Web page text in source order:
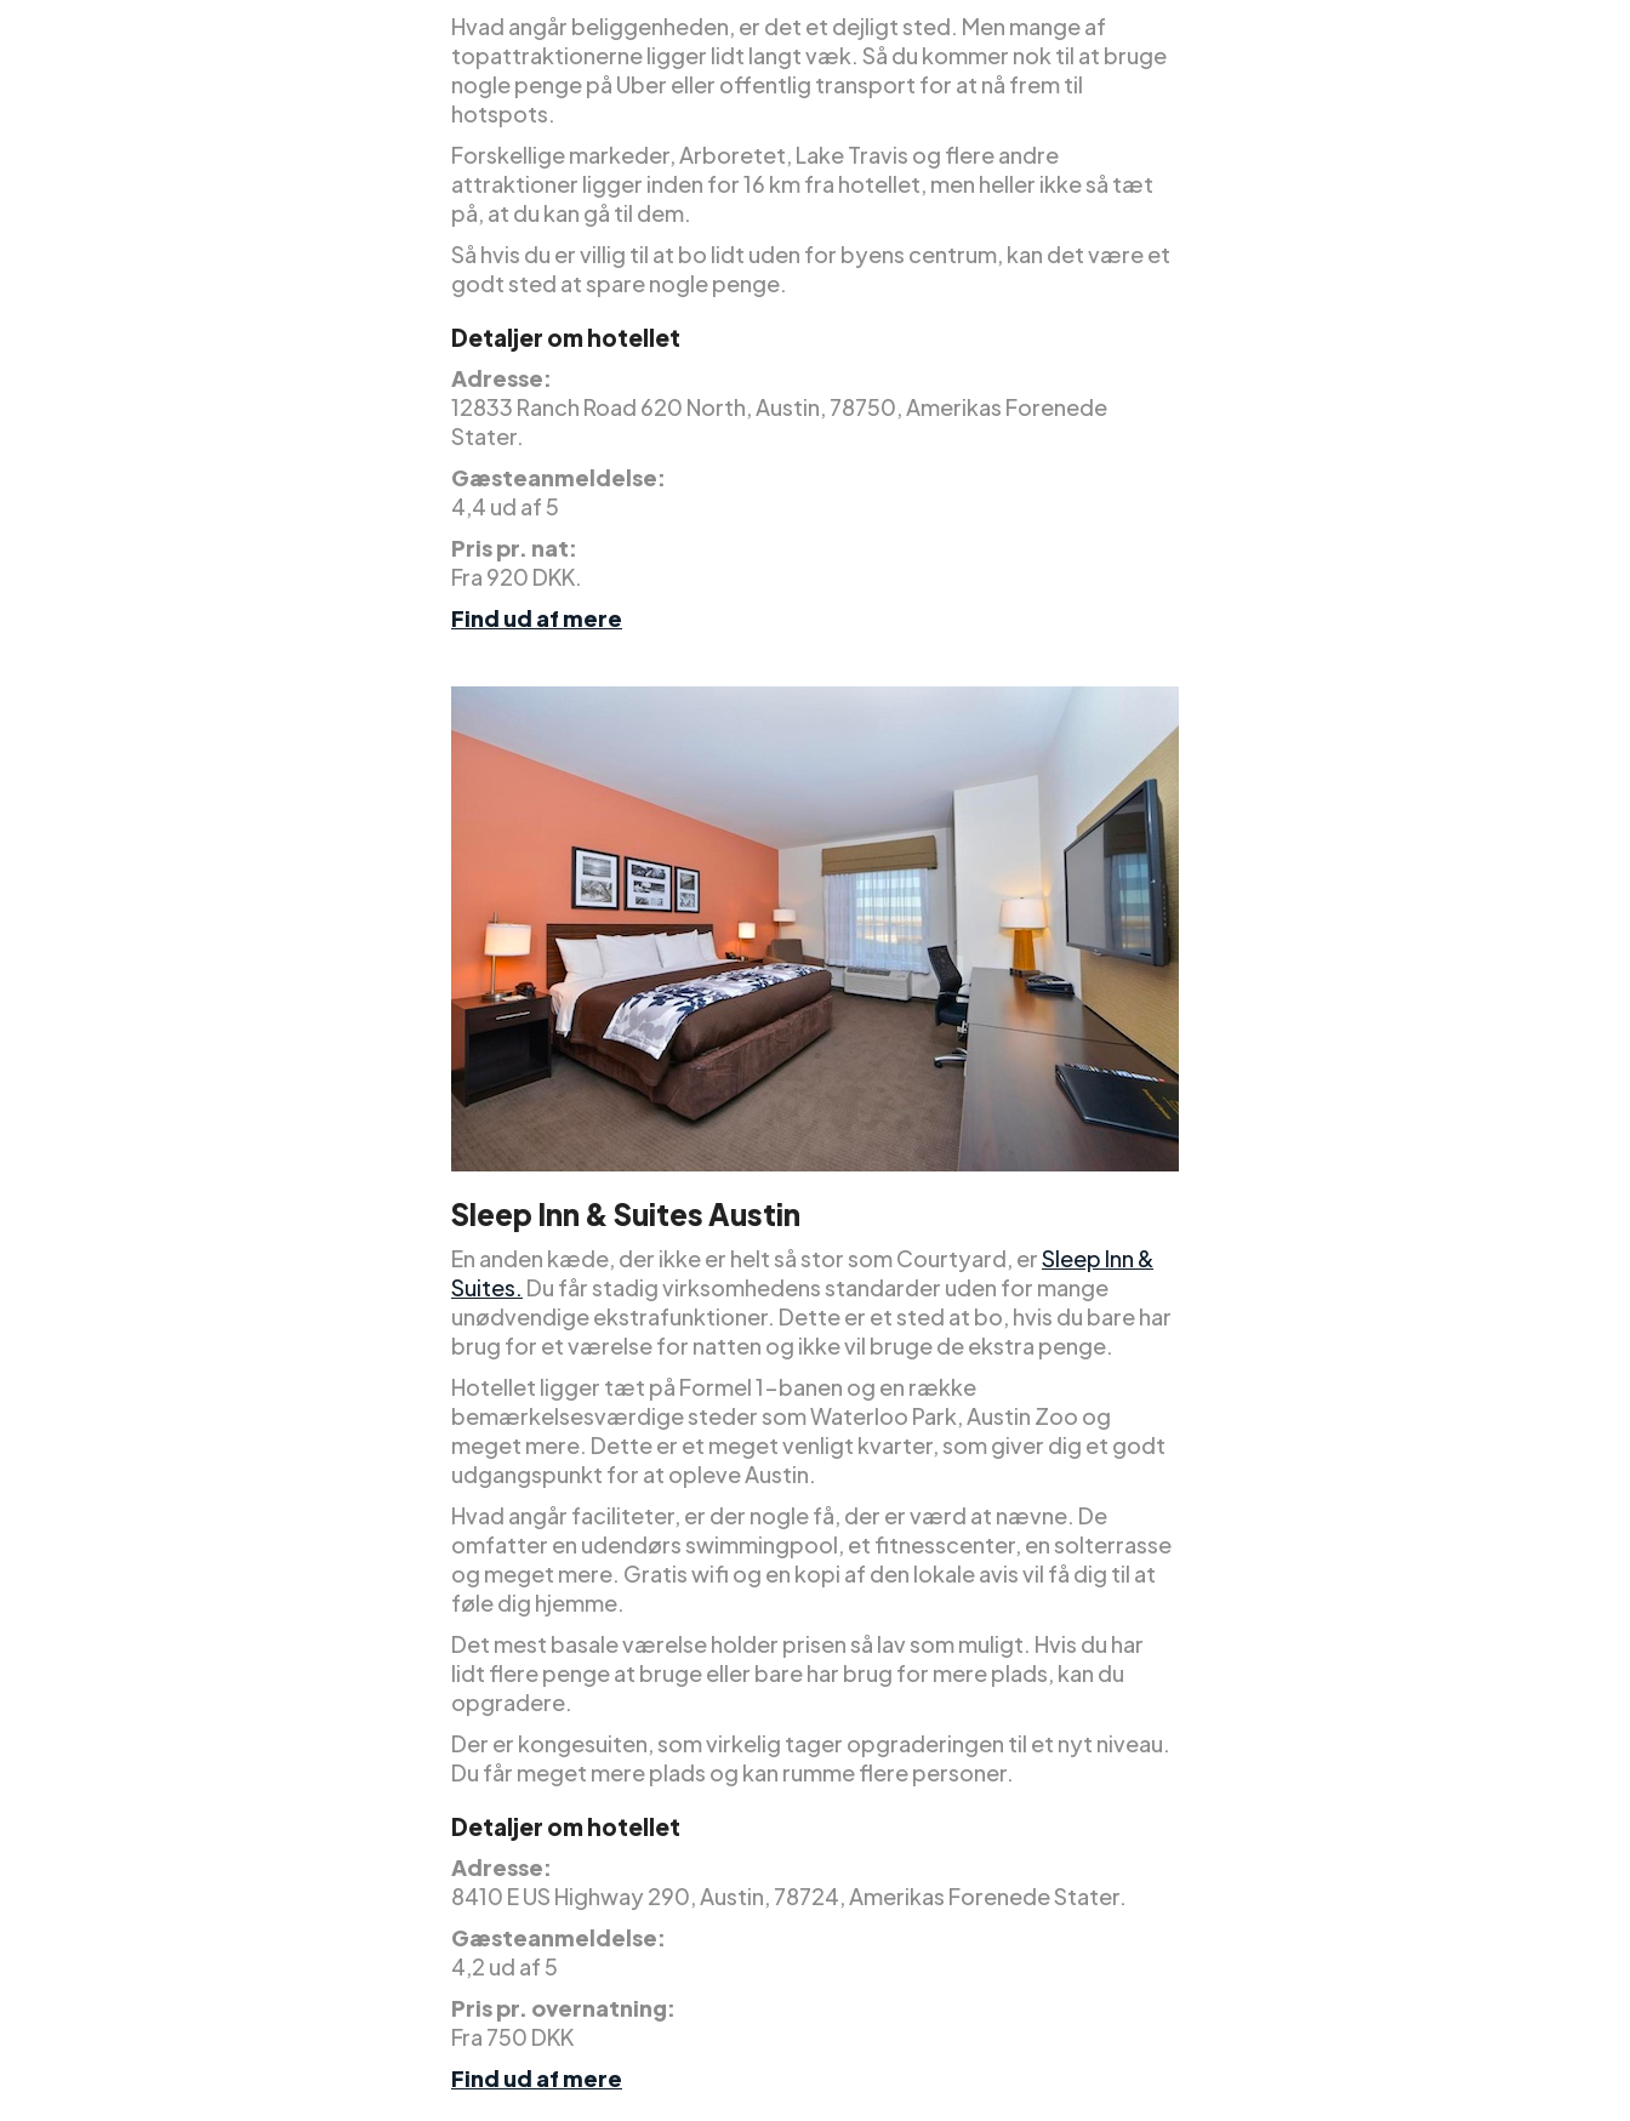
Hvad angår beliggenheden, er det et dejligt sted. Men mange af
topattraktionerne ligger lidt langt væk. Så du kommer nok til at bruge
nogle penge på Uber eller offentlig transport for at nå frem til
hotspots.
Forskellige markeder, Arboretet, Lake Travis og flere andre
attraktioner ligger inden for 16 km fra hotellet, men heller ikke så tæt
på, at du kan gå til dem.
Så hvis du er villig til at bo lidt uden for byens centrum, kan det være et
godt sted at spare nogle penge.
Detaljer om hotellet
Adresse:
12833 Ranch Road 620 North, Austin, 78750, Amerikas Forenede
Stater.
Gæsteanmeldelse:
4,4 ud af 5
Pris pr. nat:
Fra 920 DKK.
Find ud af mere
Sleep Inn & Suites Austin
En anden kæde, der ikke er helt så stor som Courtyard, erSleep Inn &
Suites. Du får stadig virksomhedens standarder uden for mange
unødvendige ekstrafunktioner. Dette er et sted at bo, hvis du bare har
brug for et værelse for natten og ikke vil bruge de ekstra penge.
Hotellet ligger tæt på Formel 1-banen og en række
bemærkelsesværdige steder som Waterloo Park, Austin Zoo og
meget mere. Dette er et meget venligt kvarter, som giver dig et godt
udgangspunkt for at opleve Austin.
Hvad angår faciliteter, er der nogle få, der er værd at nævne. De
omfatter en udendørs swimmingpool, et fitnesscenter, en solterrasse
og meget mere. Gratis wifi og en kopi af den lokale avis vil få dig til at
føle dig hjemme.
Det mest basale værelse holder prisen så lav som muligt. Hvis du har
lidt flere penge at bruge eller bare har brug for mere plads, kan du
opgradere.
Der er kongesuiten, som virkelig tager opgraderingen til et nyt niveau.
Du får meget mere plads og kan rumme flere personer.
Detaljer om hotellet
Adresse:
8410 E US Highway 290, Austin, 78724, Amerikas Forenede Stater.
Gæsteanmeldelse:
4,2 ud af 5
Pris pr. overnatning:
Fra 750 DKK
Find ud af mere